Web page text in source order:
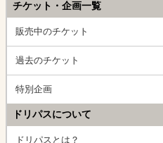
チケット・企画一覧
販売中のチケット
過去のチケット
特別企画
ドリパスについて
ドリパスとは？